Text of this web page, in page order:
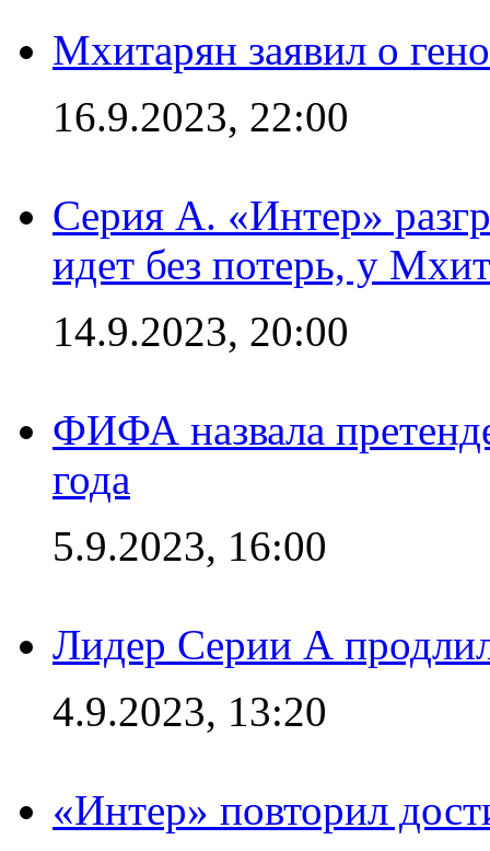
Мхитарян заявил о
16.9.2023, 22:00
Серия А. «Интер»
идет без потерь, у
14.9.2023, 20:00
ФИФА назвала
года
5.9.2023, 16:00
Лидер Серии А
4.9.2023, 13:20
«Интер» повторил